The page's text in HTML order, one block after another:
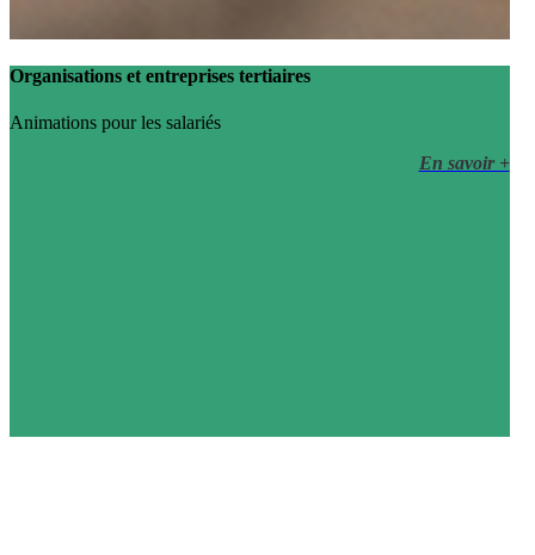
Organisations et entreprises tertiaires
Animations pour les salariés
En savoir +